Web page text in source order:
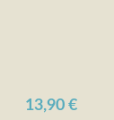
13,90 €